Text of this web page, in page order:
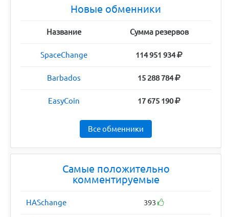
Новые обменники
Название Сумма резервов
SpaceChange 114 951 934
Barbados 15 288 784
EasyCoin 17 675 190
Все обменники
Самые положительно
комментируемые
HASchange 393